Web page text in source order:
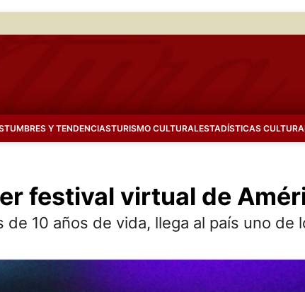
Y TENDENCIASTURISMO CULTURALESTADÍSTICAS
festival virtual de
de 10 años de vida, llega al país uno